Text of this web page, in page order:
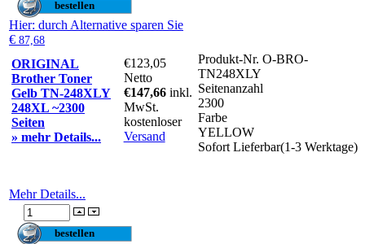
Hier: durch Alternative sparen Sie
€ 87,68
ORIGINAL
Brother Toner
Gelb TN-248XLY
248XL ~2300
Seiten
» mehr Details...
€123,05
Netto
€147,66 inkl.
MwSt.
kostenloser
Versand
Produkt-Nr. O-BRO-
TN248XLY
Seitenanzahl
2300
Farbe
YELLOW
Sofort Lieferbar(1-3 Werktage)
Mehr Details...